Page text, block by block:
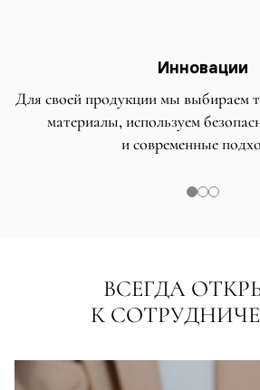
Инновации
Для своей продукции мы выбираем
материалы, используем
и современные
ВСЕГДА
К